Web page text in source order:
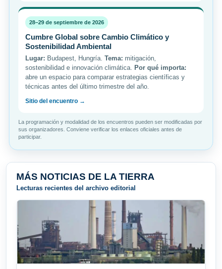
28–29 de septiembre de 2026
Cumbre Global sobre Cambio Climático y
Sostenibilidad Ambiental
Lugar: Budapest, Hungría. Tema: mitigación,
sostenibilidad e innovación climática.
Por qué importa:
abre un espacio para comparar estrategias científicas y
técnicas antes del último trimestre del año.
Sitio del encuentro →
La programación y modalidad de los encuentros pueden ser modificadas por
sus organizadores. Conviene verificar los enlaces oficiales antes de
participar.
MÁS NOTICIAS DE LA TIERRA
Lecturas recientes del archivo editorial